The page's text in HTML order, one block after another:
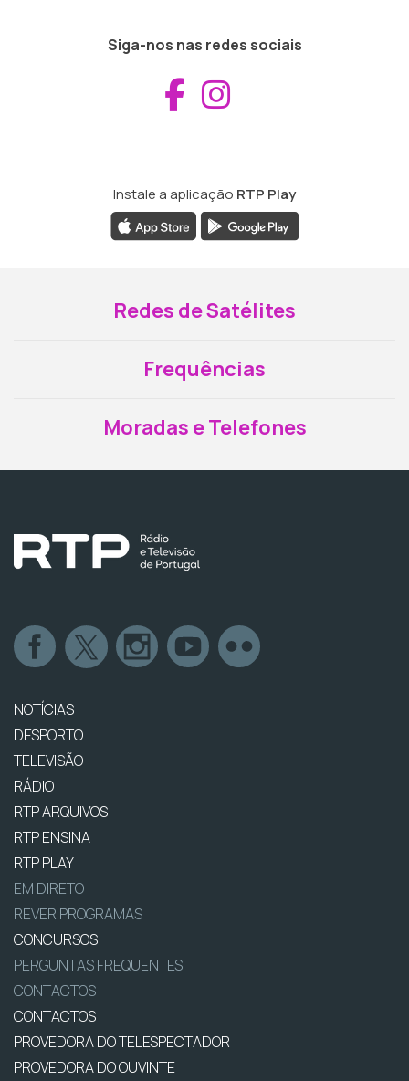
Siga-nos nas redes sociais
Aceder ao
Instale a aplicação RTP Play
Redes de Satélites
Frequências
Moradas e Telefones
NOTÍCIAS
DESPORTO
TELEVISÃO
RÁDIO
RTP ARQUIVOS
RTP ENSINA
RTP PLAY
EM DIRETO
REVER PROGRAMAS
CONCURSOS
PERGUNTAS FREQUENTES
CONTACTOS
CONTACTOS
PROVEDORA DO TELESPECTADOR
PROVEDORA DO OUVINTE